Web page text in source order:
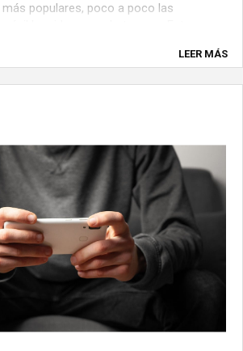
populares, poco a poco las
LEER MÁS